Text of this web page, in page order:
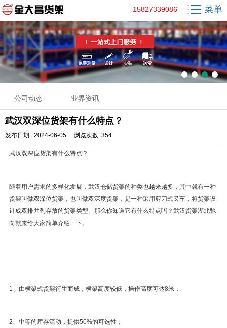
15827339086 菜单
公司动态 业界资讯
武汉双深位货架有什么特点？
发布日期 : 2024-06-05 浏览次数 :354
武汉双深位货架有什么特点？
随着用户需求的多样化发展，武汉仓储货架的种类也越来越多，其中就有一种
货架叫做双深位货架，也叫做双深度货架，是一种采用剪刀式叉车，将货架设
计成双排并列存放的货架类型。那么你知道它有什么特点吗？武汉货架湖北驰
向就来给大家简单介绍一下。
1、由横梁式货架衍生而成，横梁高度较低，操作高度可达8米；
2、中等的库存流动，提供50%的可选性；